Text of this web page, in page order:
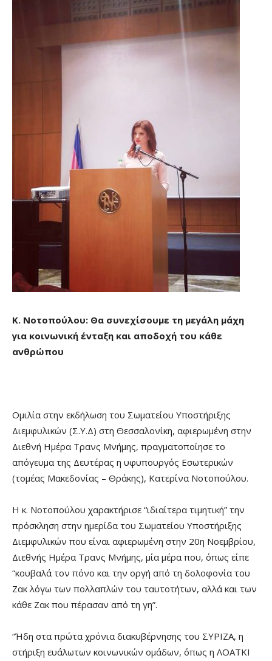
Κ. Νοτοπούλου: Θα συνεχίσουμε τη μεγάλη μάχη
για κοινωνική ένταξη και αποδοχή του κάθε
ανθρώπου
Ομιλία στην εκδήλωση του Σωματείου Υποστήριξης
Διεμφυλικών (Σ.Υ.Δ) στη Θεσσαλονίκη, αφιερωμένη στην
Διεθνή Ημέρα Τρανς Μνήμης, πραγματοποίησε το
απόγευμα της Δευτέρας η υφυπουργός Εσωτερικών
(τομέας Μακεδονίας – Θράκης), Κατερίνα Νοτοπούλου.
Η κ. Νοτοπούλου χαρακτήρισε “ιδιαίτερα τιμητική” την
πρόσκληση στην ημερίδα του Σωματείου Υποστήριξης
Διεμφυλικών που είναι αφιερωμένη στην 20η Νοεμβρίου,
Διεθνής Ημέρα Τρανς Μνήμης, μία μέρα που, όπως είπε
“κουβαλά τον πόνο και την οργή από τη δολοφονία του
Ζακ λόγω των πολλαπλών του ταυτοτήτων, αλλά και των
κάθε Ζακ που πέρασαν από τη γη”.
“Ήδη στα πρώτα χρόνια διακυβέρνησης του ΣΥΡΙΖΑ, η
στήριξη ευάλωτων κοινωνικών ομάδων, όπως η ΛΟΑΤΚΙ